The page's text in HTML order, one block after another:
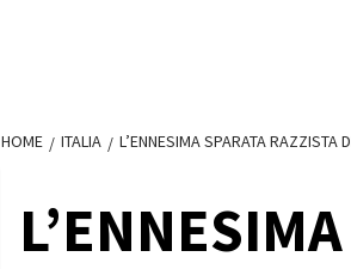
HOME ITALIA L’ENNESIMA SPARATA RAZZISTA